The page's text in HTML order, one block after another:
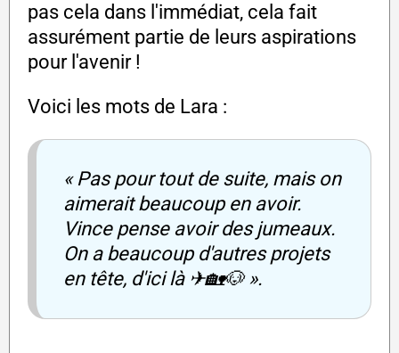
pas cela dans l'immédiat, cela fait
assurément partie de leurs aspirations
pour l'avenir !
Voici les mots de Lara :
« Pas pour tout de suite, mais on
aimerait beaucoup en avoir.
Vince pense avoir des jumeaux.
On a beaucoup d'autres projets
en tête, d'ici là ✈🏡🐶 ».